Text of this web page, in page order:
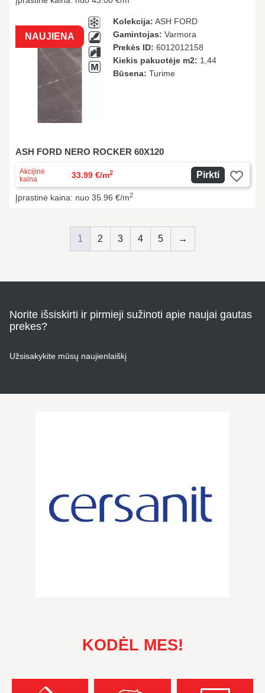
NAUJIENA
Kolekcija: ASH FORD
Gamintojas: Varmora
Prekės ID: 6012012158
Kiekis pakuotėje m2: 1,44
Būsena: Turime
ASH FORD NERO ROCKER 60X120
Akcijinė
kaina
33.99 €/m2 Pirkti
Įprastinė kaina: nuo 35.96 €/m2
1 2 3 4 5 →
Norite išsiskirti ir pirmieji sužinoti apie naujai gautas
prekes?
Užsisakykite mūsų naujienlaiškį
KODĖL MES!